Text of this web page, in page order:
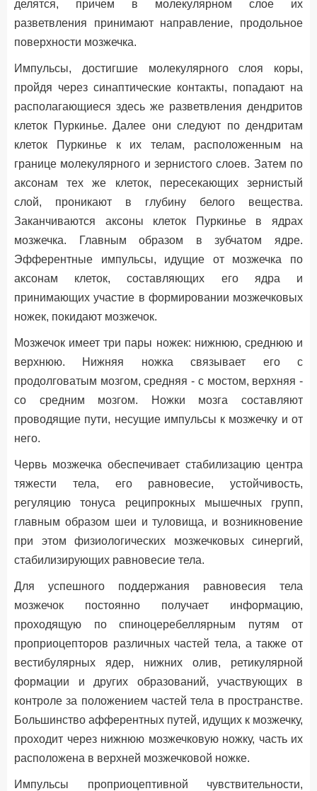
делятся, причем в молекулярном слое их
разветвления принимают направление, продольное
поверхности мозжечка.
Импульсы, достигшие молекулярного слоя коры,
пройдя через синаптические контакты, попадают на
располагающиеся здесь же разветвления дендритов
клеток Пуркинье. Далее они следуют по дендритам
клеток Пуркинье к их телам, расположенным на
границе молекулярного и зернистого слоев. Затем по
аксонам тех же клеток, пересекающих зернистый
слой, проникают в глубину белого вещества.
Заканчиваются аксоны клеток Пуркинье в ядрах
мозжечка. Главным образом в зубчатом ядре.
Эфферентные импульсы, идущие от мозжечка по
аксонам клеток, составляющих его ядра и
принимающих участие в формировании мозжечковых
ножек, покидают мозжечок.
Мозжечок имеет три пары ножек: нижнюю, среднюю и
верхнюю. Нижняя ножка связывает его с
продолговатым мозгом, средняя - с мостом, верхняя -
со средним мозгом. Ножки мозга составляют
проводящие пути, несущие импульсы к мозжечку и от
него.
Червь мозжечка обеспечивает стабилизацию центра
тяжести тела, его равновесие, устойчивость,
регуляцию тонуса реципрокных мышечных групп,
главным образом шеи и туловища, и возникновение
при этом физиологических мозжечковых синергий,
стабилизирующих равновесие тела.
Для успешного поддержания равновесия тела
мозжечок постоянно получает информацию,
проходящую по спиноцеребеллярным путям от
проприоцепторов различных частей тела, а также от
вестибулярных ядер, нижних олив, ретикулярной
формации и других образований, участвующих в
контроле за положением частей тела в пространстве.
Большинство афферентных путей, идущих к мозжечку,
проходит через нижнюю мозжечковую ножку, часть их
расположена в верхней мозжечковой ножке.
Импульсы проприоцептивной чувствительности,